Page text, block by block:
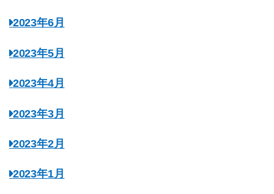
2023年6月
2023年5月
2023年4月
2023年3月
2023年2月
2023年1月